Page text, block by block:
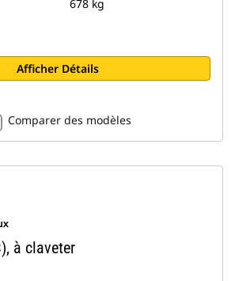
678 kg
Afficher Détails
Comparer des modèles
à claveter